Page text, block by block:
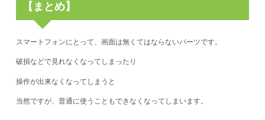
【まとめ】
スマートフォンにとって、画面は無くてはならないパーツです。
破損などで見れなくなってしまったり
操作が出来なくなってしまうと
当然ですが、普通に使うこともできなくなってしまいます。